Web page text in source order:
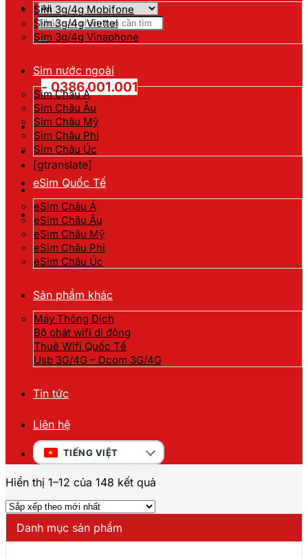
Tìm
kiếm:
Hotline đặt hàng
- 0386.001.001
[gtranslate]
Sim 3g/4g Mobifone
Sim 3g/4g Viettel
Sim 3g/4g Vinaphone
Sim nước ngoài
Sim Châu Á
Sim Châu Âu
Sim Châu Mỹ
Sim Châu Phi
Sim Châu Úc
eSim Quốc Tế
eSim Châu Á
eSim Châu Âu
eSim Châu Mỹ
eSim Châu Phi
eSim Châu Úc
Sản phẩm khác
Máy Thông Dịch
Bộ phát wifi di động
Thuê Wifi Quốc Tế
Usb 3G/4G – Dcom 3G/4G
Tin tức
Liên hệ
TIẾNG VIỆT
Hiển thị 1–12 của 148 kết quả
Danh mục sản phẩm